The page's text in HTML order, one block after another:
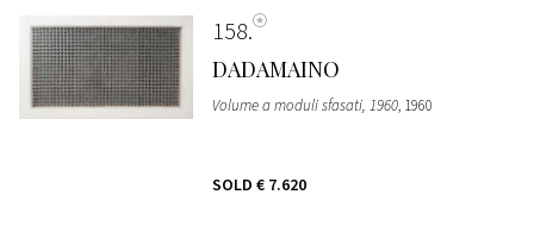
158
DADAMAINO
Volume a moduli sfasati, 1960, 1960
SOLD € 7.620